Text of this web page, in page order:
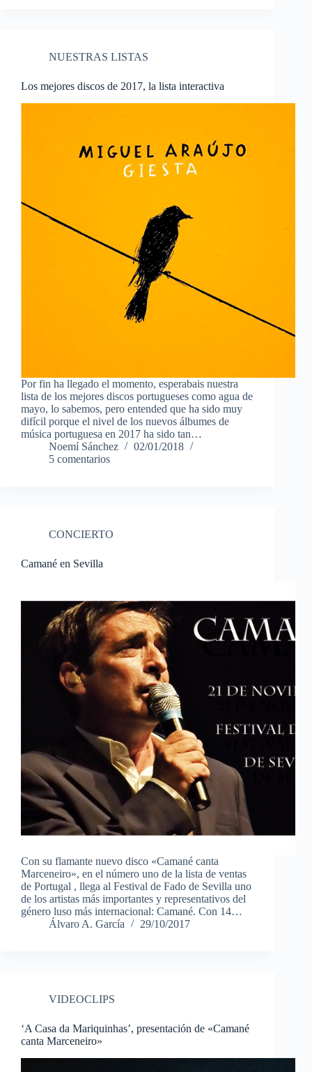
NUESTRAS LISTAS
Los mejores discos de 2017, la lista interactiva
Por fin ha llegado el momento, esperabais nuestra
lista de los mejores discos portugueses como agua de
mayo, lo sabemos, pero entended que ha sido muy
difícil porque el nivel de los nuevos álbumes de
música portuguesa en 2017 ha sido tan…
Noemí Sánchez
02/01/2018
5 comentarios
CONCIERTO
Camané en Sevilla
Con su flamante nuevo disco «Camané canta
Marceneiro», en el número uno de la lista de ventas
de Portugal , llega al Festival de Fado de Sevilla uno
de los artistas más importantes y representativos del
género luso más internacional: Camané. Con 14…
Álvaro A. García
29/10/2017
VIDEOCLIPS
‘A Casa da Mariquinhas’, presentación de «Camané
canta Marceneiro»